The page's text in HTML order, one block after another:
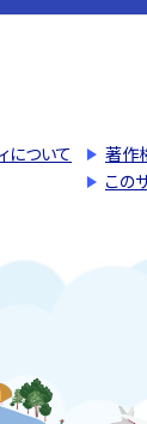
について
著作
この